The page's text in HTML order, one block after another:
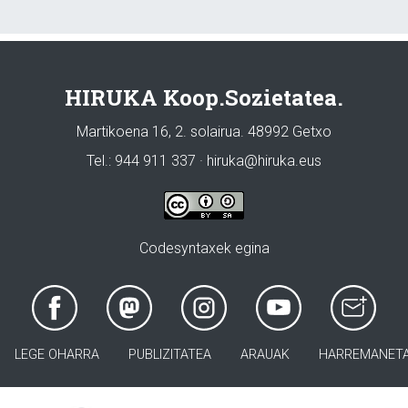
HIRUKA Koop.Sozietatea.
Martikoena 16, 2. solairua. 48992 Getxo
Tel.: 944 911 337 · hiruka@hiruka.eus
Codesyntaxek egina
LEGE OHARRA PUBLIZITATEA ARAUAK